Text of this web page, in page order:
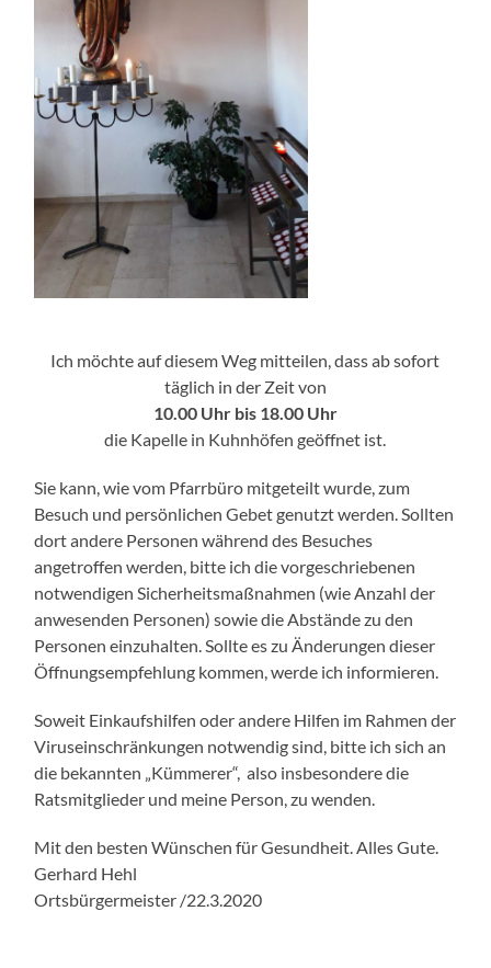
Ich möchte auf diesem Weg mitteilen, dass ab sofort
täglich in der Zeit von
10.00 Uhr bis 18.00 Uhr
die Kapelle in Kuhnhöfen geöffnet ist.
Sie kann, wie vom Pfarrbüro mitgeteilt wurde, zum
Besuch und persönlichen Gebet genutzt werden. Sollten
dort andere Personen während des Besuches
angetroffen werden, bitte ich die vorgeschriebenen
notwendigen Sicherheitsmaßnahmen (wie Anzahl der
anwesenden Personen) sowie die Abstände zu den
Personen einzuhalten. Sollte es zu Änderungen dieser
Öffnungsempfehlung kommen, werde ich informieren.
Soweit Einkaufshilfen oder andere Hilfen im Rahmen der
Viruseinschränkungen notwendig sind, bitte ich sich an
die bekannten „Kümmerer“, also insbesondere die
Ratsmitglieder und meine Person, zu wenden.
Mit den besten Wünschen für Gesundheit. Alles Gute.
Gerhard Hehl
Ortsbürgermeister /22.3.2020